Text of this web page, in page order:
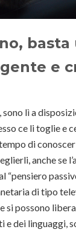
basta
e
lì a
ce li toglie e
di
anche se
“pensiero
di tipo
si possono
dei linguaggi,